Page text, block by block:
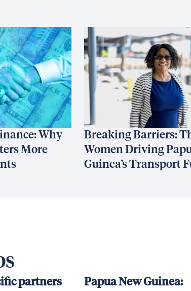
Why
More
Breaking Barriers:
Women Driving
Guinea’s Transport
partners
Papua New Guinea: